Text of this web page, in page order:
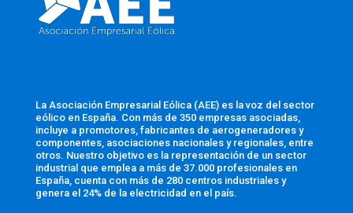
La Asociación Empresarial Eólica (AEE) es la voz del sector
eólico en España. Con más de 350 empresas asociadas,
incluye a promotores, fabricantes de aerogeneradores y
componentes, asociaciones nacionales y regionales, entre
otros. Nuestro objetivo es la representación de un sector
industrial que emplea a más de 37.000 profesionales en
España, cuenta con más de 280 centros industriales y
genera el 24% de la electricidad en el país.